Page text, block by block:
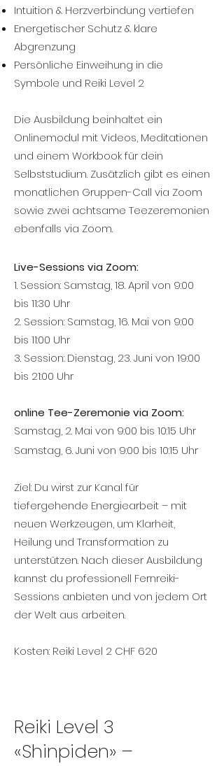
Intuition & Herzverbindung vertiefen
Energetischer Schutz & klare
Abgrenzung
Persönliche Einweihung in die
Symbole und Reiki Level 2​
Die Ausbildung beinhaltet ein
Onlinemodul mit Videos, Meditationen
und einem Workbook für dein
Selbststudium. Zusätzlich gibt es einen
monatlichen Gruppen-Call via Zoom
sowie zwei achtsame Teezeremonien
ebenfalls via Zoom.
Live-Sessions via Zoom:
1. Session: Samstag, 18. April von 9:00
bis 11:30 Uhr
2. Session: Samstag, 16. Mai von 9:00
bis 11:00 Uhr
3. Session: Dienstag, 23. Juni von 19:00
bis 21:00 Uhr
online Tee-Zeremonie via Zoom:
Samstag, 2. Mai von 9:00 bis 10:15 Uhr
Samstag, 6. Juni von 9:00 bis 10:15 Uhr
Ziel: Du wirst zur Kanal für
tiefergehende Energiearbeit – mit
neuen Werkzeugen, um Klarheit,
Heilung und Transformation zu
unterstützen. Nach dieser Ausbildung
kannst du professionell Fernreiki-
Sessions anbieten und von jedem Ort
der Welt aus arbeiten.
Kosten: Reiki Level 2 CHF 620
Reiki Level 3
«Shinpiden» –